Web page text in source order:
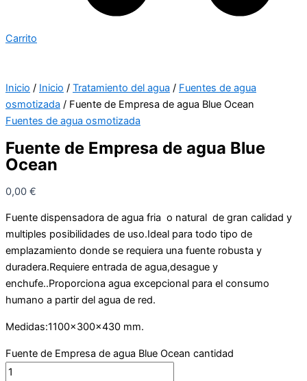
Carrito
Inicio / Inicio / Tratamiento del agua / Fuentes de agua
osmotizada / Fuente de Empresa de agua Blue Ocean
Fuentes de agua osmotizada
Fuente de Empresa de agua Blue
Ocean
0,00 €
Fuente dispensadora de agua fria o natural de gran calidad y
multiples posibilidades de uso.Ideal para todo tipo de
emplazamiento donde se requiera una fuente robusta y
duradera.Requiere entrada de agua,desague y
enchufe..Proporciona agua excepcional para el consumo
humano a partir del agua de red.
Medidas:1100x300x430 mm.
Fuente de Empresa de agua Blue Ocean cantidad